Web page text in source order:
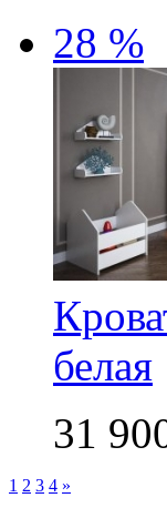
28 %
белая
31
1 2 3 4 »